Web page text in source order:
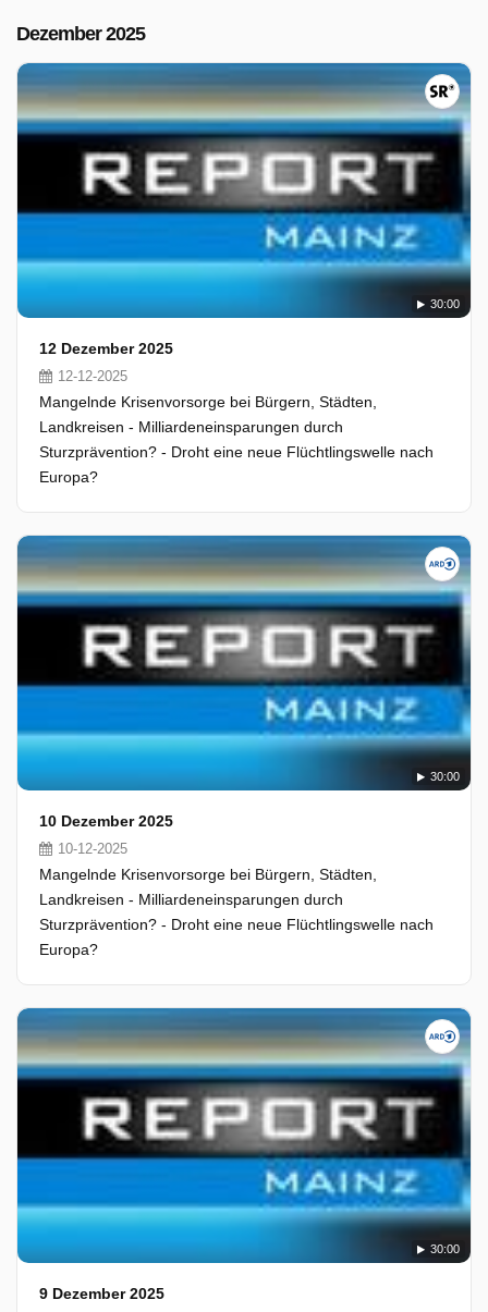
Dezember 2025
30:00
12 Dezember 2025
12-12-2025
Mangelnde Krisenvorsorge bei Bürgern, Städten,
Landkreisen - Milliardeneinsparungen durch
Sturzprävention? - Droht eine neue Flüchtlingswelle nach
Europa?
30:00
10 Dezember 2025
10-12-2025
Mangelnde Krisenvorsorge bei Bürgern, Städten,
Landkreisen - Milliardeneinsparungen durch
Sturzprävention? - Droht eine neue Flüchtlingswelle nach
Europa?
30:00
9 Dezember 2025